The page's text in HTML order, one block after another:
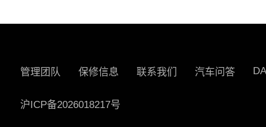
管理团队 保修信息 联系我们 汽车问答
沪ICP备2026018217号